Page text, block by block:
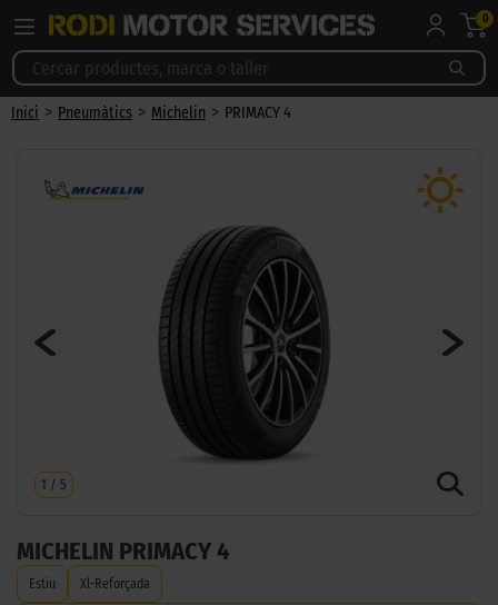
0
Inici > Pneumàtics > Michelin > PRIMACY 4
1 / 5
MICHELIN PRIMACY 4
Estiu Xl-Reforçada